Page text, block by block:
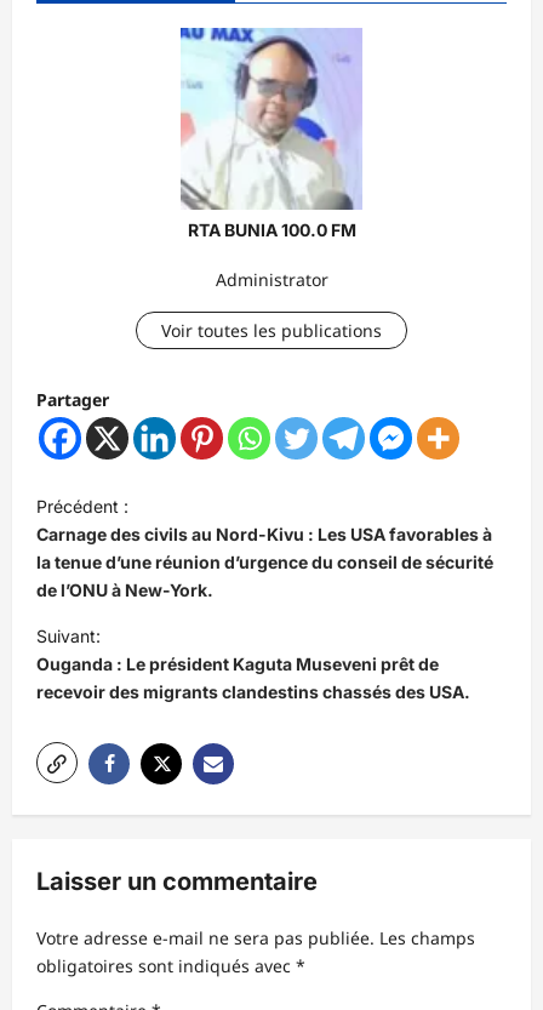
RTA BUNIA 100.0 FM
Administrator
Voir toutes les publications
Partager
a
v
i
g
a
i
o
d
a
r
Précédent :
Carnage des civils au Nord-Kivu : Les USA favorables à
la tenue d’une réunion d’urgence du conseil de sécurité
de l’ONU à New-York.
Suivant:
Ouganda : Le président Kaguta Museveni prêt de
recevoir des migrants clandestins chassés des USA.
Laisser un commentaire
Votre adresse e-mail ne sera pas publiée. Les champs
obligatoires sont indiqués avec *